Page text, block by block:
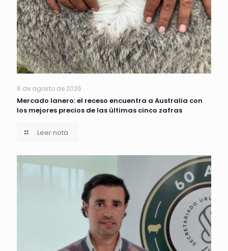
6 de agosto de 2026
Mercado lanero: el receso encuentra a Australia con
los mejores precios de las últimas cinco zafras
Leer nota